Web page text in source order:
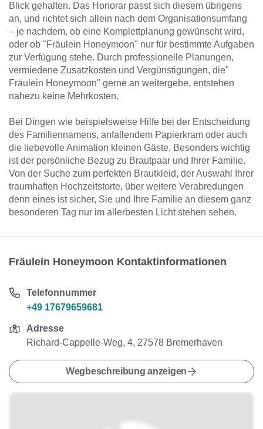
Blick gehalten. Das Honorar passt sich diesem übrigens
an, und richtet sich allein nach dem Organisationsumfang
– je nachdem, ob eine Komplettplanung gewünscht wird,
oder ob "Fräulein Honeymoon" nur für bestimmte Aufgaben
zur Verfügung stehe. Durch professionelle Planungen,
vermiedene Zusatzkosten und Vergünstigungen, die"
Fräulein Honeymoon" gerne an weitergebe, entstehen
nahezu keine Mehrkosten.
Bei Dingen wie beispielsweise Hilfe bei der Entscheidung
des Familiennamens, anfallendem Papierkram oder auch
die liebevolle Animation kleinen Gäste, Besonders wichtig
ist der persönliche Bezug zu Brautpaar und Ihrer Familie.
Von der Suche zum perfekten Brautkleid, der Auswahl Ihrer
traumhaften Hochzeitstorte, über weitere Verabredungen
denn eines ist sicher, Sie und Ihre Familie an diesem ganz
besonderen Tag nur im allerbesten Licht stehen sehen.
Fräulein Honeymoon Kontaktinformationen
Telefonnummer
+49 17679659681
Adresse
Richard-Cappelle-Weg, 4, 27578 Bremerhaven
Wegbeschreibung anzeigen